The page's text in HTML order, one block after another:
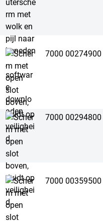
7000 00274900
7000 00294800
7000 00359500